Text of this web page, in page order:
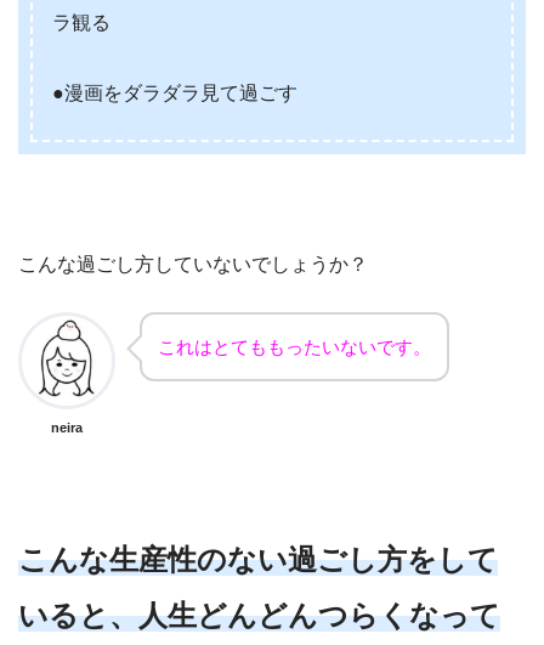
ラ観る
●漫画をダラダラ見て過ごす
こんな過ごし方していないでしょうか？
neira
これはとてももったいないです。
こんな生産性のない過ごし方をして
いると、人生どんどんつらくなって